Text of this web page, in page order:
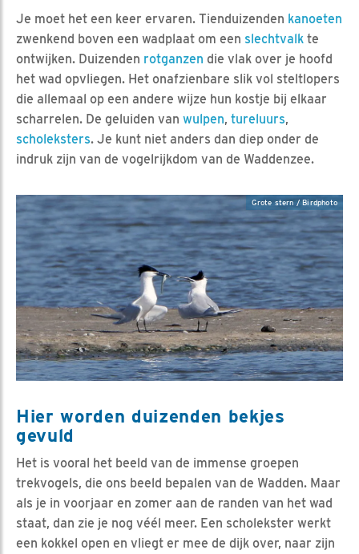
Je moet het een keer ervaren. Tienduizenden kanoeten
zwenkend boven een wadplaat om een slechtvalk te
ontwijken. Duizenden rotganzen die vlak over je hoofd
het wad opvliegen. Het onafzienbare slik vol steltlopers
die allemaal op een andere wijze hun kostje bij elkaar
scharrelen. De geluiden van wulpen, tureluurs,
scholeksters. Je kunt niet anders dan diep onder de
indruk zijn van de vogelrijkdom van de Waddenzee.
Grote stern / Birdphoto
Hier worden duizenden bekjes
gevuld
Het is vooral het beeld van de immense groepen
trekvogels, die ons beeld bepalen van de Wadden. Maar
als je in voorjaar en zomer aan de randen van het wad
staat, dan zie je nog véél meer. Een scholekster werkt
een kokkel open en vliegt er mee de dijk over, naar zijn